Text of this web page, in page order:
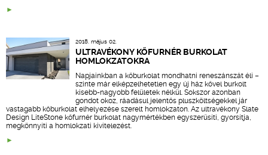
2018. május 02.
ULTRAVÉKONY KŐFURNÉR BURKOLAT
HOMLOKZATOKRA
Napjainkban a kőburkolat mondhatni reneszánszát éli –
szinte már elképzelhetetlen egy új ház kővel burkolt
kisebb-nagyobb felületek nélkül. Sokszor azonban
gondot okoz, ráadásul jelentős pluszköltségekkel jár
vastagabb kőburkolat elhelyezése szerelt homlokzaton. Az ultravékony Slate
Design LiteStone kőfurnér burkolat nagymértékben egyszerűsíti, gyorsítja,
megkönnyíti a homlokzati kivitelezést.